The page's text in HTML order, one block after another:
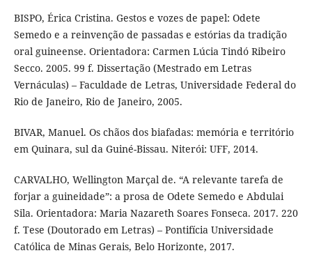
BISPO, Érica Cristina. Gestos e vozes de papel: Odete
Semedo e a reinvenção de passadas e estórias da tradição
oral guineense. Orientadora: Carmen Lúcia Tindó Ribeiro
Secco. 2005. 99 f. Dissertação (Mestrado em Letras
Vernáculas) – Faculdade de Letras, Universidade Federal do
Rio de Janeiro, Rio de Janeiro, 2005.
BIVAR, Manuel. Os chãos dos biafadas: memória e território
em Quinara, sul da Guiné-Bissau. Niterói: UFF, 2014.
CARVALHO, Wellington Marçal de. “A relevante tarefa de
forjar a guineidade”: a prosa de Odete Semedo e Abdulai
Sila. Orientadora: Maria Nazareth Soares Fonseca. 2017. 220
f. Tese (Doutorado em Letras) – Pontifícia Universidade
Católica de Minas Gerais, Belo Horizonte, 2017.